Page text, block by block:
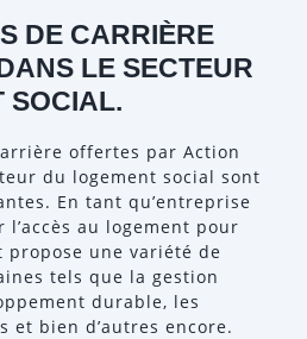
DE CARRIÈRE
LE SECTEUR
SOCIAL.
offertes par Action
du logement social sont
En tant qu’entreprise
l’accès au logement pour
propose une variété de
tels que la gestion
durable, les
et bien d’autres encore.